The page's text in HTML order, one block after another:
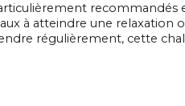
recommandés
à atteindre une relaxation
régulièrement, cette